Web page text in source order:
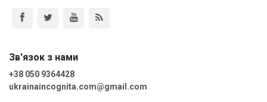
Зв'язок з нами
+38 050 9364428
ukrainaincognita.com@gmail.com